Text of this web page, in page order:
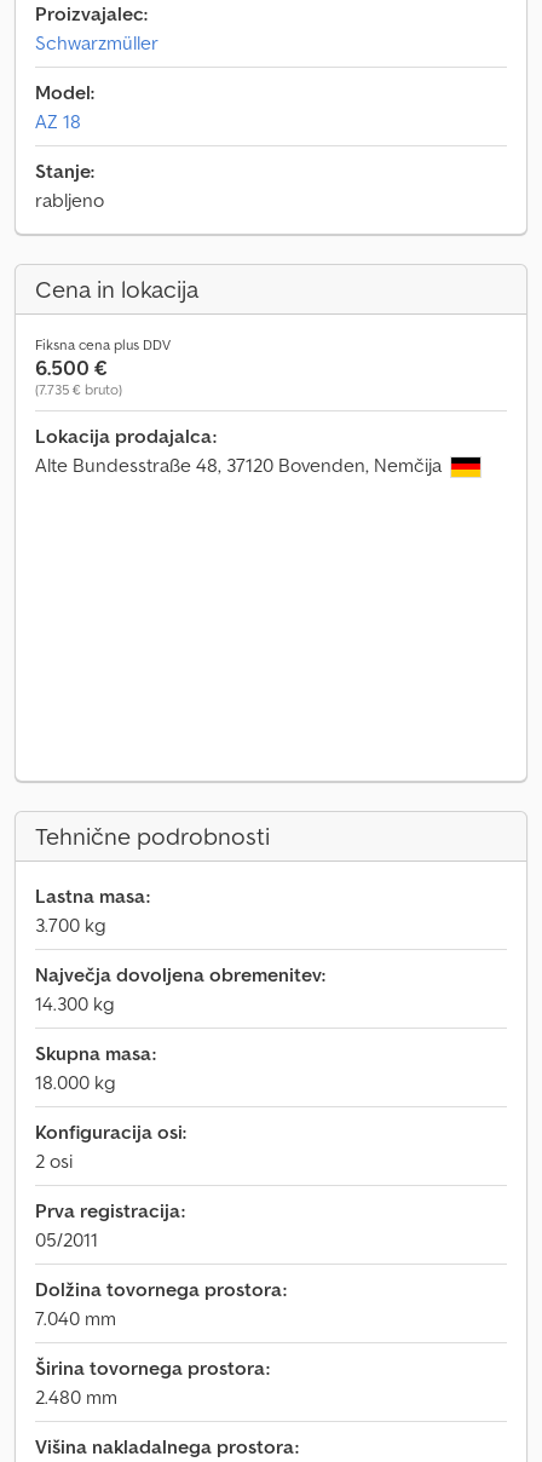
Proizvajalec:
Schwarzmüller
Model:
AZ 18
Stanje:
rabljeno
Cena in lokacija
Fiksna cena plus DDV
6.500 €
(7.735 € bruto)
Lokacija prodajalca:
Alte Bundesstraße 48, 37120 Bovenden, Nemčija
Tehnične podrobnosti
Lastna masa:
3.700 kg
Največja dovoljena obremenitev:
14.300 kg
Skupna masa:
18.000 kg
Konfiguracija osi:
2 osi
Prva registracija:
05/2011
Dolžina tovornega prostora:
7.040 mm
Širina tovornega prostora:
2.480 mm
Višina nakladalnega prostora: